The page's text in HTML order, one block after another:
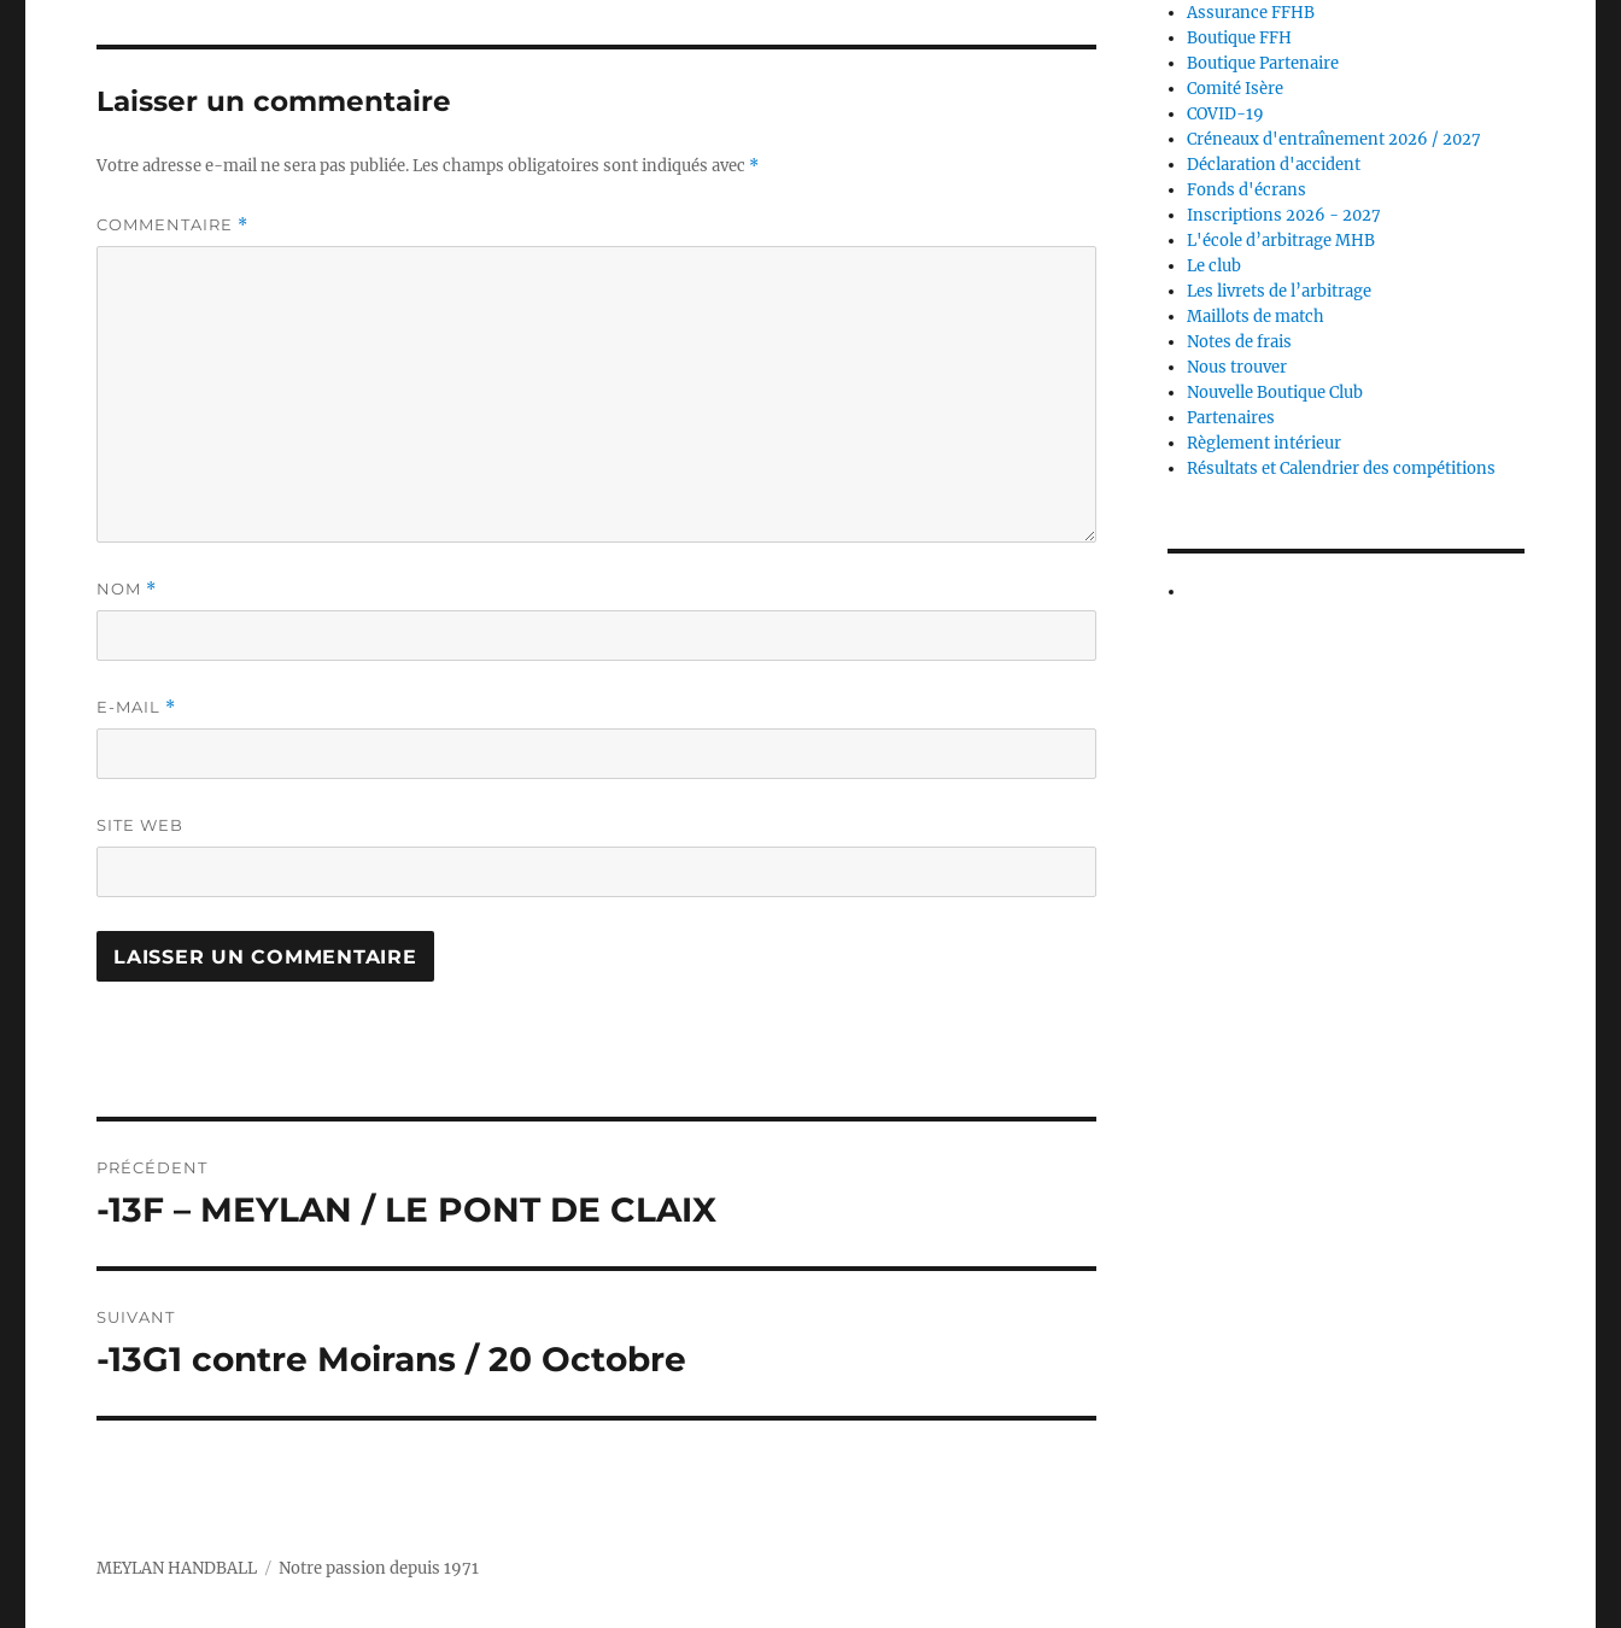
Laisser un commentaire
Votre adresse e-mail ne sera pas publiée.Les champs obligatoires sont indiqués avec *
COMMENTAIRE *
NOM *
E-MAIL *
SITE WEB
de
PRÉCÉDENT
Publication
-13F – MEYLAN / LE PONT DE CLAIX
SUIVANT
Publication
-13G1 contre Moirans / 20 Octobre
Assurance FFHB
Boutique FFH
Boutique Partenaire
Comité Isère
COVID-19
Créneaux d'entraînement 2026 / 2027
Déclaration d'accident
Fonds d'écrans
Inscriptions 2026 - 2027
L'école d’arbitrage MHB
Le club
Les livrets de l’arbitrage
Maillots de match
Notes de frais
Nous trouver
Nouvelle Boutique Club
Partenaires
Règlement intérieur
Résultats et Calendrier des compétitions
MEYLAN HANDBALL Notre passion depuis 1971